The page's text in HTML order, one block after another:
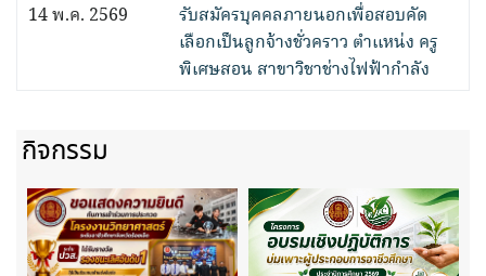
14 พ.ค. 2569
รับสมัครบุคคลภายนอกเพื่อสอบคัด
เลือกเป็นลูกจ้างชั่วคราว ตำแหน่ง ครู
พิเศษสอน สาขาวิชาช่างไฟฟ้ากำลัง
กิจกรรม